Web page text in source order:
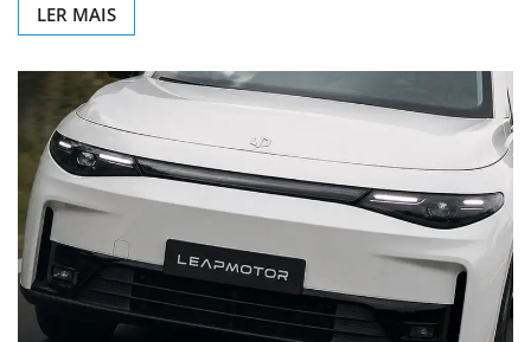
LER MAIS